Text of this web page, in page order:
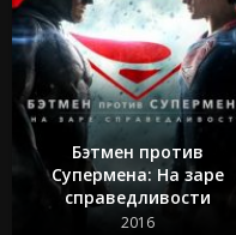
Бэтмен против
Супермена: На заре
справедливости
2016